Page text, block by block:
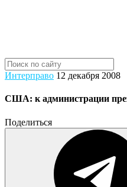
Интерправо 12 декабря 2008
США: к администрации
Поделиться